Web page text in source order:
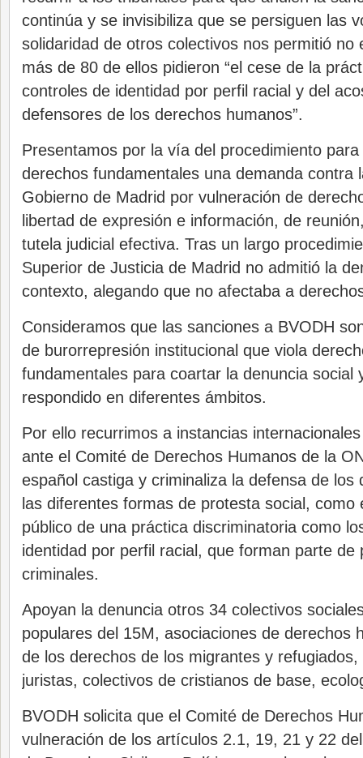
continúa y se invisibiliza que se persiguen las
solidaridad de otros colectivos nos permitió no
más de 80 de ellos pidieron “el cese de la
controles de identidad por perfil racial y del
defensores de los derechos humanos”.
Presentamos por la vía del procedimiento
derechos fundamentales una demanda contra
Gobierno de Madrid por vulneración de
libertad de expresión e información, de
tutela judicial efectiva. Tras un largo
Superior de Justicia de Madrid no admitió la
contexto, alegando que no afectaba a
Consideramos que las sanciones a BVODH
de burorrepresión institucional que viola
fundamentales para coartar la denuncia social
respondido en diferentes ámbitos.
Por ello recurrimos a instancias
ante el Comité de Derechos Humanos de la
español castiga y criminaliza la defensa de los
las diferentes formas de protesta social, como
público de una práctica discriminatoria como
identidad por perfil racial, que forman parte de
criminales.
Apoyan la denuncia otros 34 colectivos
populares del 15M, asociaciones de derechos
de los derechos de los migrantes y
juristas, colectivos de cristianos de base,
BVODH solicita que el Comité de Derechos
vulneración de los artículos 2.1, 19, 21 y 22